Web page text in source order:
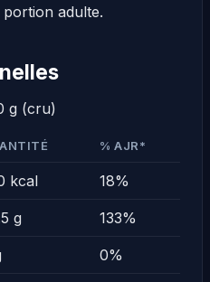
portion adulte.
g (cru)
% AJR*
kcal 18%
g 133%
0%